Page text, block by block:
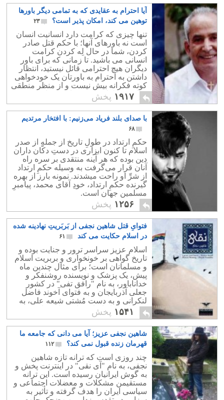
آیا احترام به عقایدی که به تمامی دیگر باورها
توهین می کند، امکان پذیر است؟
۲۳
تنها چیزی که کرامت دارد انسانیت انسان
است نه باورهای آنها؛ با حکم قتل صادر
کردن، شما در حال لِه کردن کرامت
انسانی می باشید. تا زمانی که برای باور
دیگران هیچ احترامی قائل نیستید، انتظار
داشتن به احترام به باورتان یک خودخواهی
کوته فکرانه بیش نیست و از منظر منطقی
تنها یک مغلطه ی پیش پا افتاده است.
۱۹۱۷ پخش
با صدای بلند فریاد می‌زنیم: با افتخار مرتدیم
۶۸
حکمِ ارتداد در طولِ تاریخ از جمله از صدر
اسلام تا کنون ابزاری در دستِ دکّان داران
دین بوده که هر آینه منتقدی بر سره راه
آنان قرار می‌گرفت به وسیله حکمِ ارتداد
از شرِّ او راحت میشدند. نمونه بارز از بهره
گیرنده حکمِ ارتداد، خودِ آقای محمد، پیامبرِ
مسلمینِ جهان است.
۱۲۵۶ پخش
فتوایِ قتل شاهین نجفی از بَربَریتِ نهادینه شده
در اسلام حکایت می کند
۶۱
اسلام عزیز سراسر ترور و جنایت بوده و
تاریخ گواهی بر خونخواری و بربریت اسلام
و مسلمانان است؛ برای مثال چندین ماه
پیش، یک پزشک و نویسنده روشنفکر و
خداناباور، به نام "رافق تفی" در کشور
جعلی آذربایجان و به فتوای آخوند فاضل
لنکرانی و به دست مُشتی شیعه علی، به
جُرم انتقاد از اسلام، با ضربات چاقو کشته
شد
۱۵۴۱ پخش
شاهین نجفی عزیز؛ آیا می دانی که جامعه ما
قهرمان زنده قبول نمی کند؟
۱۱۲
چند روزی است که ترانه تازه شاهین
نجفی، به نام "آی نقی" در اینترنت پخش و
به گوش ایرانیان رسیده است. این ترانه
مستقیمن مشکلات و معضلات اجتماعی و
سیاسی ایران را هدف گرفته و تأثیر به